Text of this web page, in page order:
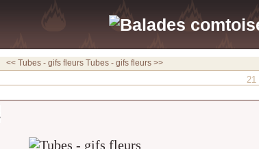
<< Tubes - gifs fleurs Tubes - gifs fleurs >>
21